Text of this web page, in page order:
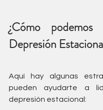
¿Cómo
Depresión
Aquí hay algunas
pueden ayudarte a
depresión estacional: